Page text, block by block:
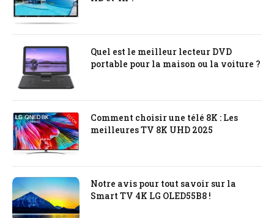
Quel est le meilleur lecteur DVD
portable pour la maison ou la voiture ?
Comment choisir une télé 8K : Les
meilleures TV 8K UHD 2025
Notre avis pour tout savoir sur la
Smart TV 4K LG OLED55B8 !